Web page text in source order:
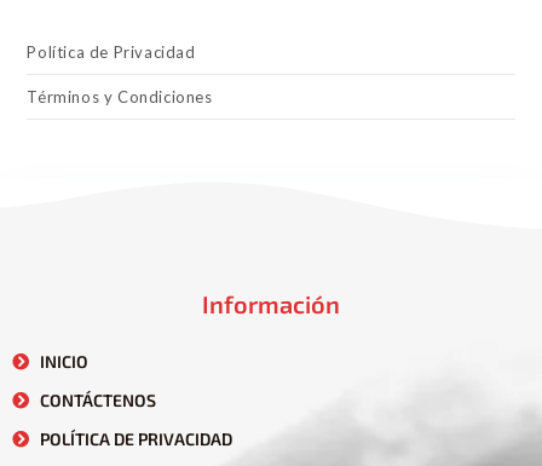
Política de Privacidad
Términos y Condiciones
Información
INICIO
CONTÁCTENOS
POLÍTICA DE PRIVACIDAD